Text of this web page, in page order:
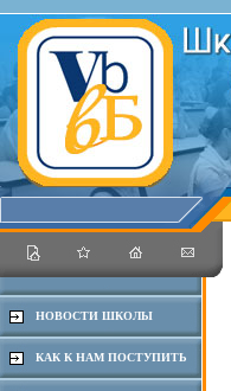
НОВОСТИ ШКОЛЫ
КАК К НАМ ПОСТУПИТЬ